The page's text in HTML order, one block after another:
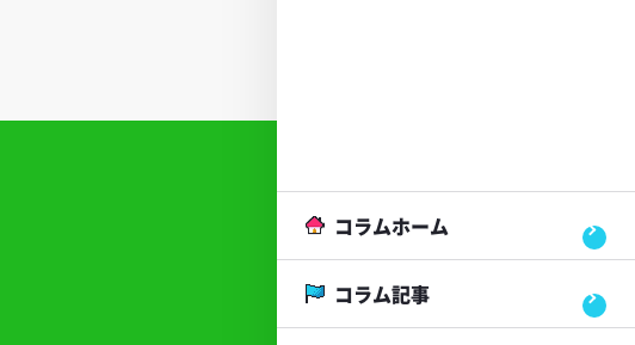
コラムホーム
コラム記事